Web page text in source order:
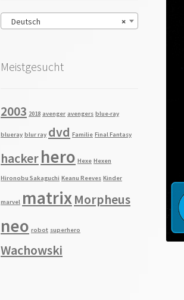
×
Deutsch
Meistgesucht
2003 2018 avenger avengers blue-ray
blueray blur ray dvd Familie Final Fantasy
hackerhero Hexe Hexen
Hironobu Sakaguchi Keanu Reeves Kinder
marvel matrixMorpheus
neo robot superhero
Wachowski